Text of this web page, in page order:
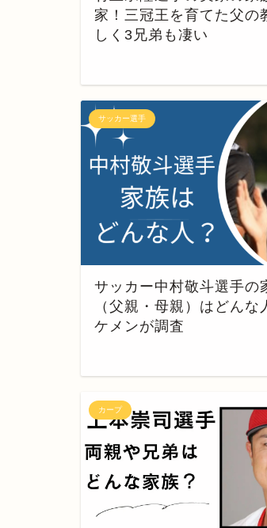
家！三冠王を育てた父の
しく3兄弟も凄い
サッカー選手
サッカー中村敬斗選手の
（父親・母親）はどんな
ケメンが調査
カープ